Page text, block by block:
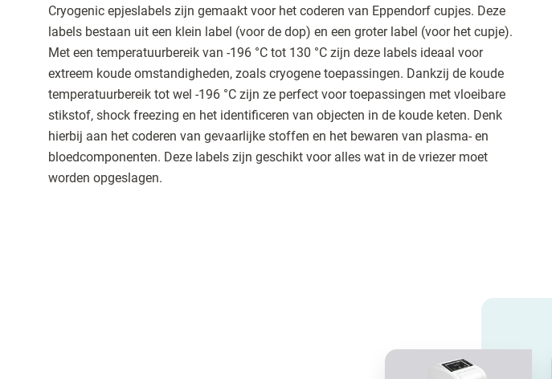
Cryogenic epjeslabels zijn gemaakt voor het coderen van Eppendorf cupjes. Deze
labels bestaan uit een klein label (voor de dop) en een groter label (voor het cupje).
Met een temperatuurbereik van -196 °C tot 130 °C zijn deze labels ideaal voor
extreem koude omstandigheden, zoals cryogene toepassingen. Dankzij de koude
temperatuurbereik tot wel -196 °C zijn ze perfect voor toepassingen met vloeibare
stikstof, shock freezing en het identificeren van objecten in de koude keten. Denk
hierbij aan het coderen van gevaarlijke stoffen en het bewaren van plasma- en
bloedcomponenten. Deze labels zijn geschikt voor alles wat in de vriezer moet
worden opgeslagen.